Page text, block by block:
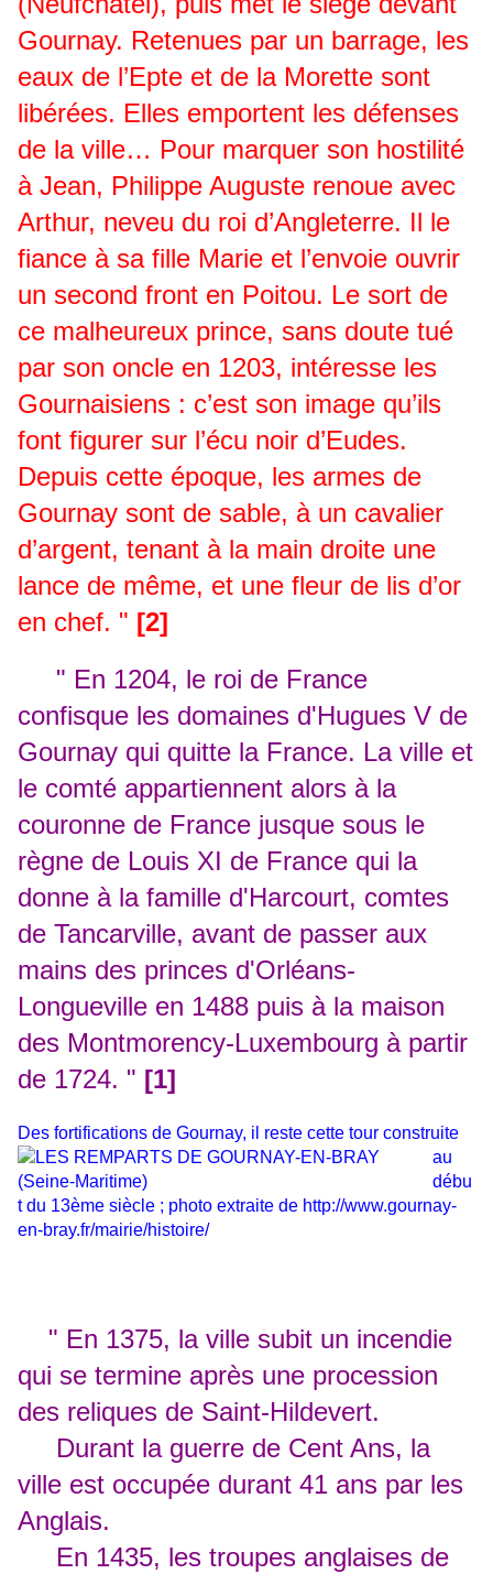
Gournay. Retenues par un barrage, les
eaux de l’Epte et de la Morette sont
libérées. Elles emportent les défenses
de la ville… Pour marquer son hostilité
à Jean, Philippe Auguste renoue avec
Arthur, neveu du roi d’Angleterre. Il le
fiance à sa fille Marie et l’envoie ouvrir
un second front en Poitou. Le sort de
ce malheureux prince, sans doute tué
par son oncle en 1203, intéresse les
Gournaisiens : c’est son image qu’ils
font figurer sur l’écu noir d’Eudes.
Depuis cette époque, les armes de
Gournay sont de sable, à un cavalier
d’argent, tenant à la main droite une
lance de même, et une fleur de lis d’or
en chef. " [2]
" En 1204, le roi de France
confisque les domaines d'Hugues V de
Gournay qui quitte la France. La ville et
le comté appartiennent alors à la
couronne de France jusque sous le
règne de Louis XI de France qui la
donne à la famille d'Harcourt, comtes
de Tancarville, avant de passer aux
mains des princes d'Orléans-
Longueville en 1488 puis à la maison
des Montmorency-Luxembourg à partir
de 1724. " [1]
Des fortifications de Gournay, il reste cette tour construite
au
débu
t du 13ème siècle ; photo extraite de http://www.gournay-
en-bray.fr/mairie/histoire/
" En 1375, la ville subit un incendie
qui se termine après une procession
des reliques de Saint-Hildevert.
Durant la guerre de Cent Ans, la
ville est occupée durant 41 ans par les
Anglais.
En 1435, les troupes anglaises de